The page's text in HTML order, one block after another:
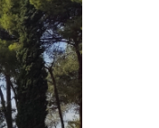
05-09-2025